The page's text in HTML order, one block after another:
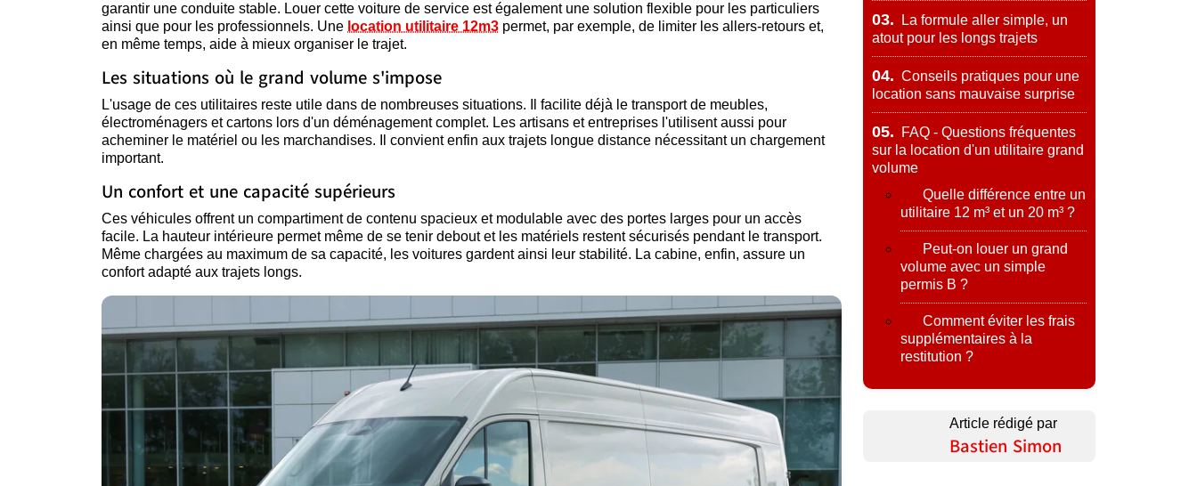
garantir une conduite stable. Louer cette voiture de service est également une solution flexible pour les particuliers
ainsi que pour les professionnels. Une location utilitaire 12m3 permet, par exemple, de limiter les allers-retours et,
en même temps, aide à mieux organiser le trajet.
Les situations où le grand volume s'impose
L'usage de ces utilitaires reste utile dans de nombreuses situations. Il facilite déjà le transport de meubles,
électroménagers et cartons lors d'un déménagement complet. Les artisans et entreprises l'utilisent aussi pour
acheminer le matériel ou les marchandises. Il convient enfin aux trajets longue distance nécessitant un chargement
important.
Un confort et une capacité supérieurs
Ces véhicules offrent un compartiment de contenu spacieux et modulable avec des portes larges pour un accès
facile. La hauteur intérieure permet même de se tenir debout et les matériels restent sécurisés pendant le transport.
Même chargées au maximum de sa capacité, les voitures gardent ainsi leur stabilité. La cabine, enfin, assure un
confort adapté aux trajets longs.
03.
La formule aller simple, un
atout pour les longs trajets
04. Conseils pratiques pour une
location sans mauvaise surprise
05.
FAQ - Questions fréquentes
sur la location d'un utilitaire grand
volume
Quelle différence entre un
utilitaire 12 m³ et un 20 m³ ?
Peut-on louer un grand
volume avec un simple
permis B ?
Comment éviter les frais
supplémentaires à la
restitution ?
Article rédigé par
Bastien Simon